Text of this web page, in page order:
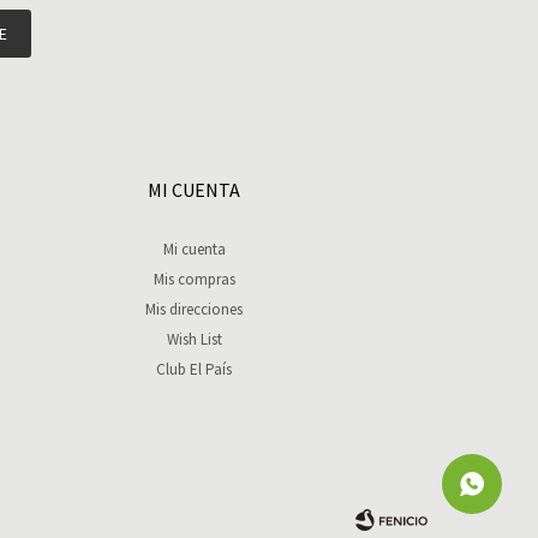
MI CUENTA
Mi cuenta
Mis compras
Mis direcciones
Wish List
Club El País